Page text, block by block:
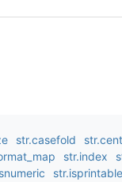
str.casefold
str.index
str.isprintable